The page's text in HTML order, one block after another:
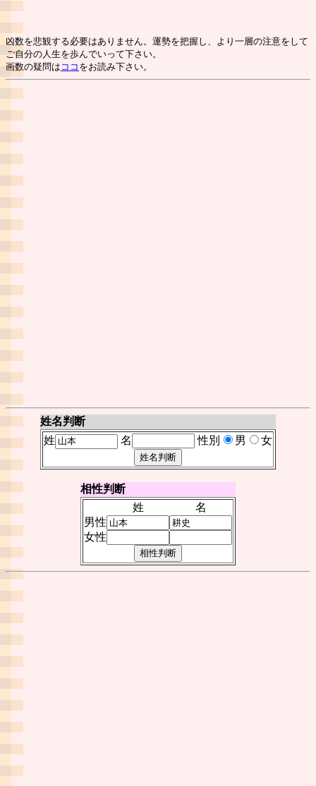
凶数を悲観する必要はありません。運勢を把握し、より一層の注意をして
ご自分の人生を歩んでいって下さい。
画数の疑問は ココ をお読み下さい。
姓名判断
姓
名 性別 男 女
相性判断
姓
名
男性
女性